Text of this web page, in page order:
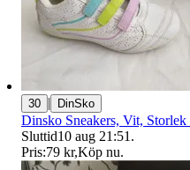
30 | DinSko
Dinsko Sneakers, Vit, Storlek
Sluttid10 aug 21:51 .
Pris:79 kr,Köp nu.